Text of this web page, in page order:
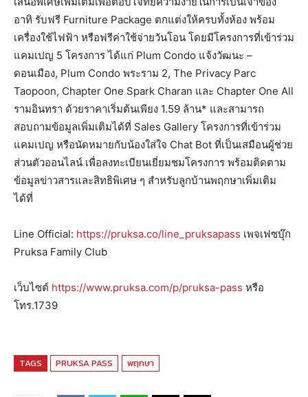
อาทิ รับฟรี Furniture Package ตกแต่งให้ครบทั้งห้อง พร้อม
เครื่องใช้ไฟฟ้า หรือฟรีค่าใช้จ่ายวันโอน โดยมีโครงการที่เข้าร่วม
แคมเปญ 5 โครงการ ได้แก่ Plum Condo แจ้งวัฒนะ –
ดอนเมือง, Plum Condo พระราม 2, The Privacy Parc
Taopoon, Chapter One Spark Charan และ Chapter One All
รามอินทรา ด้วยราคาเริ่มต้นเพียง 1.59 ล้าน* และสามารถ
สอบถามข้อมูลเพิ่มเติมได้ที่ Sales Gallery โครงการที่เข้าร่วม
แคมเปญ หรือนัดหมายกับน้องใส่ใจ Chat Bot ที่เป็นเสมือนผู้ช่วย
ส่วนตัวออนไลน์ เพื่อลงทะเบียนเยี่ยมชมโครงการ พร้อมติดตาม
ข้อมูลข่าวสารและสิทธิพิเศษ ๆ สำหรับลูกบ้านพฤกษาเพิ่มเติม
ได้ที่
Line Official: https://pruksa.co/line_pruksapass เพจเฟซบุ๊ก
Pruksa Family Club
เว็บไซต์ https://www.pruksa.com/p/pruksa-pass หรือ
โทร.1739
TAGS PRUKSA PASS พฤกษา